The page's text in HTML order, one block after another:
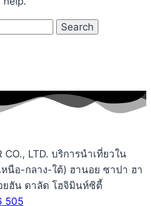
CO., LTD. บริการนำเที่ยวใน
หนือ-กลาง-ใต้) ฮานอย ซาปา ฮา
ยฮัน ดาลัด โฮจิมินห์ซิตี้
505